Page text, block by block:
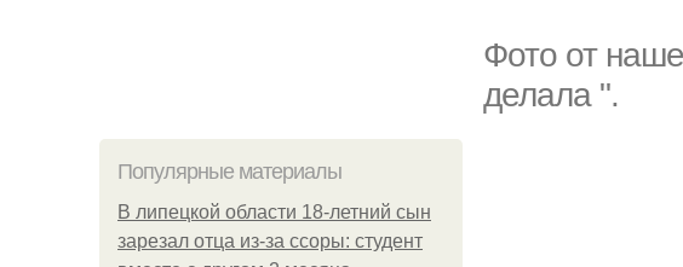
Фото от
делала ".
Популярные материалы
В липецкой области 18-летний сын
зарезал отца из-за ссоры: студент